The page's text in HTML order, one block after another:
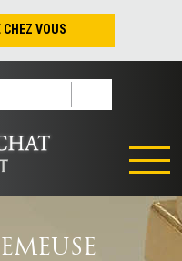
CHEZ VOUS
Rousseau